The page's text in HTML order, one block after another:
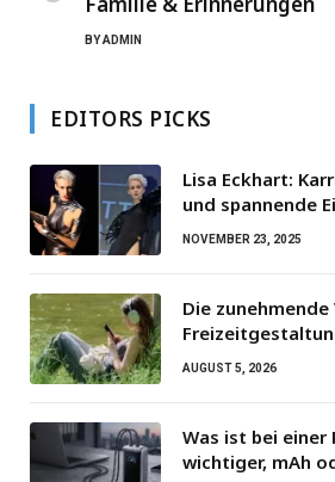
BYADMIN
EDITORS PICKS
Lisa Eckhart:
und spannende
NOVEMBER 23, 2025
Die
AUGUST 5, 2026
Was ist bei einer
wichtiger, mAh